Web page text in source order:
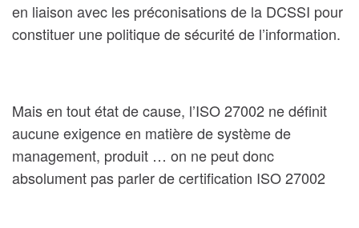
en liaison avec les préconisations de la DCSSI pour
constituer une politique de sécurité de l’information.
Mais en tout état de cause, l’ISO 27002 ne définit
aucune exigence en matière de système de
management, produit … on ne peut donc
absolument pas parler de certification ISO 27002